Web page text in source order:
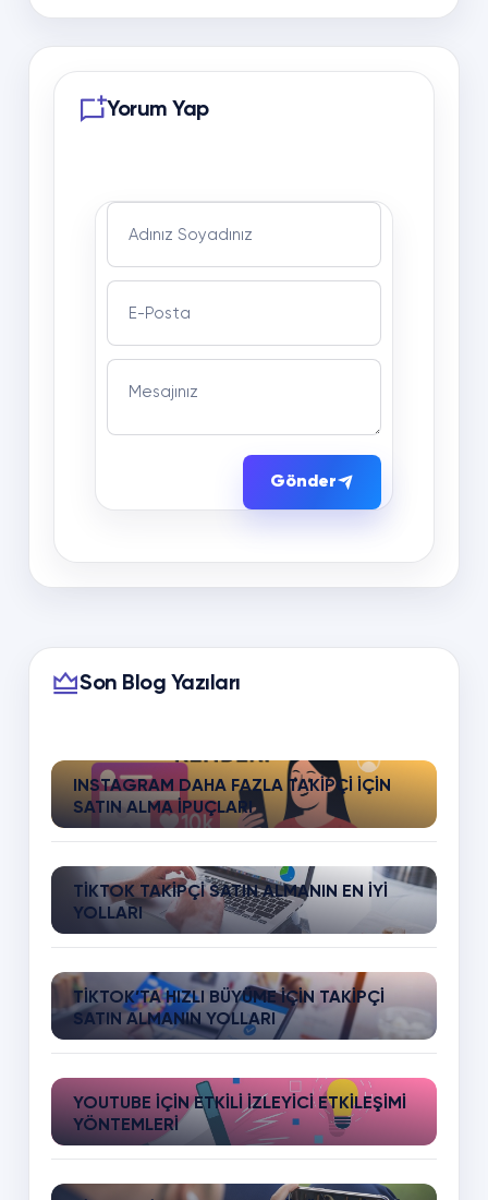
Yorum Yap
Adınız Soyadınız
E-Posta
Mesajınız
Gönder
Son Blog Yazıları
INSTAGRAM DAHA FAZLA TAKIPÇI İÇIN
SATIN ALMA İPUÇLARI
TIKTOK TAKIPÇI SATIN ALMANIN EN İYI
YOLLARI
TIKTOK’TA HIZLI BÜYÜME İÇIN TAKIPÇI
SATIN ALMANIN YOLLARI
YOUTUBE İÇIN ETKILI İZLEYICI ETKILEŞIMI
YÖNTEMLERI